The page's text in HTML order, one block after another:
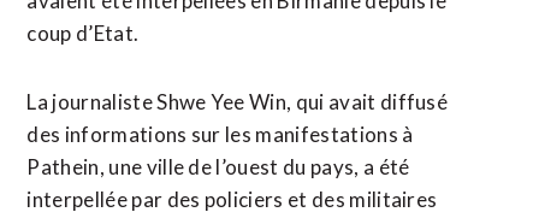
coup d’Etat.
La journaliste Shwe Yee Win, qui avait diffusé
des informations sur les manifestations à
Pathein, une ville de l’ouest du pays, a été
interpellée par des policiers et des militaires